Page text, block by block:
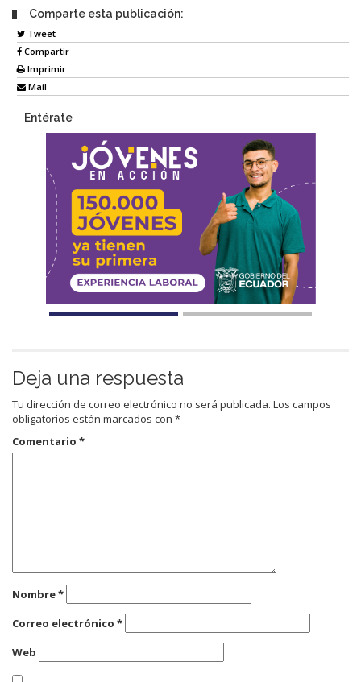
Comparte esta publicación:
Tweet
Compartir
Imprimir
Mail
Entérate
Deja una respuesta
Tu dirección de correo electrónico no será publicada. Los campos
obligatorios están marcados con *
Comentario *
Nombre*
Correo electrónico *
Web